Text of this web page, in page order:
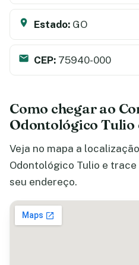
Estado: GO
CEP: 75940-000
Como chegar ao
Odontológico Tulio
Veja no mapa a
Odontológico Tulio e
seu endereço.